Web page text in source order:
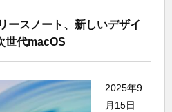
ースノート、新しいデザイ
世代macOS
2025年9
月15日